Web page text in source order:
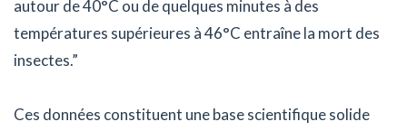
autour de 40°C ou de quelques minutes à des
températures supérieures à 46°C entraîne la mort des
insectes.”
Ces données constituent une base scientifique solide